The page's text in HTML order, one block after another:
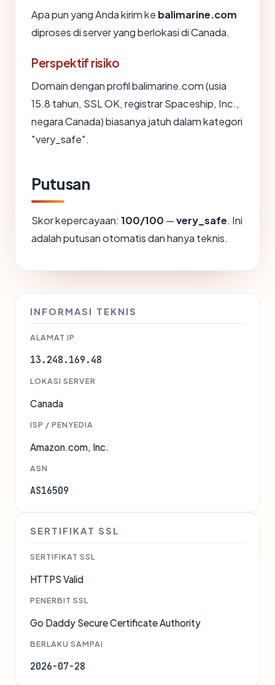
Apa pun yang Anda kirim ke balimarine.com
diproses di server yang berlokasi di Canada.
Perspektif risiko
Domain dengan profil balimarine.com (usia
15.8 tahun, SSL OK, registrar Spaceship, Inc.,
negara Canada) biasanya jatuh dalam kategori
"very_safe".
Putusan
Skor kepercayaan: 100/100 —very_safe. Ini
adalah putusan otomatis dan hanya teknis.
INFORMASI TEKNIS
ALAMAT IP
13.248.169.48
LOKASI SERVER
Canada
ISP / PENYEDIA
Amazon.com, Inc.
ASN
AS16509
SERTIFIKAT SSL
SERTIFIKAT SSL
HTTPS Valid
PENERBIT SSL
Go Daddy Secure Certificate Authority
BERLAKU SAMPAI
2026-07-28